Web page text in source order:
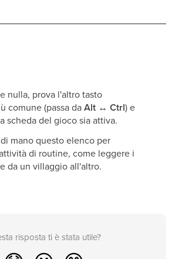
nulla, prova l'altro tasto
comune (passa daAlt ↔ Ctrl) e
scheda del gioco sia attiva.
mano questo elenco per
di routine, come leggere i
da un villaggio all'altro.
risposta ti è stata utile?